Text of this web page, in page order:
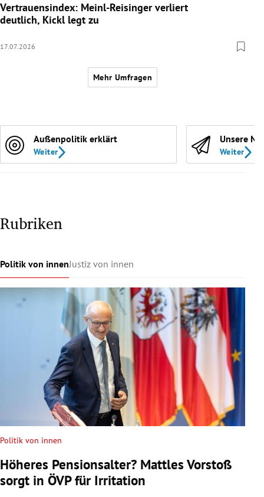
Vertrauensindex: Meinl-Reisinger verliert
deutlich, Kickl legt zu
17.07.2026
Mehr Umfragen
Außenpolitik erklärt
Weiter
Unsere
Weiter
Rubriken
Politik von innenJustiz von innen
Politik von innen
Höheres Pensionsalter? Mattles Vorstoß
sorgt in ÖVP für Irritation